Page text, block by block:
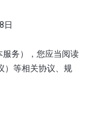
日
务），您应当阅读
）等相关协议、规